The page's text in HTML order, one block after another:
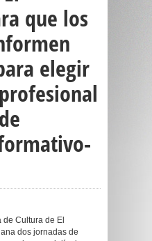
que los
elegir
Cultura de El
dos jornadas de